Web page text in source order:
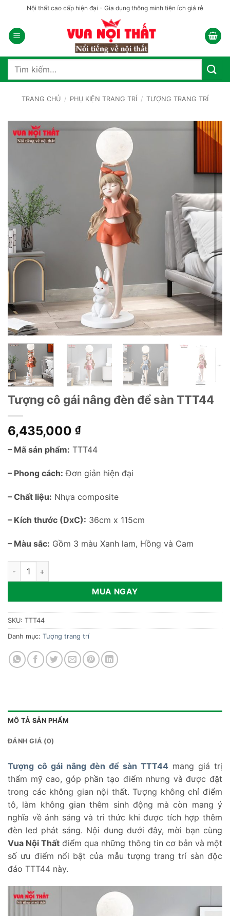
nội
dung
Nội thất cao cấp hiện đại - Gia dụng thông minh tiện ích giá rẻ
Tìm
TRANG CHỦ / PHỤ KIỆN TRANG TRÍ / TƯỢNG TRANG TRÍ
Tượng cô gái nâng đèn để sàn TTT44
6,435,000 ₫
– Mã sản phẩm: TTT44
– Phong cách: Đơn giản hiện đại
– Chất liệu: Nhựa composite
– Kích thước (DxC): 36cm x 115cm
– Màu sắc: Gồm 3 màu Xanh lam, Hồng và Cam
Tượng cô gái nâng đèn để sàn TTT44 số lượng
MUA NGAY
SKU: TTT44
Danh mục: Tượng trang trí
MÔ TẢ SẢN PHẨM
ĐÁNH GIÁ (0)
Tượng cô gái nâng đèn để sàn TTT44 mang giá trị
thẩm mỹ cao, góp phần tạo điểm nhưng và được đặt
trong các không gian nội thất. Tượng không chỉ điểm
tô, làm không gian thêm sinh động mà còn mang ý
nghĩa về ánh sáng và tri thức khi được tích hợp thêm
đèn led phát sáng. Nội dung dưới đây, mời bạn cùng
Vua Nội Thất điểm qua những thông tin cơ bản và một
số ưu điểm nổi bật của mẫu tượng trang trí sàn độc
đáo TTT44 này.